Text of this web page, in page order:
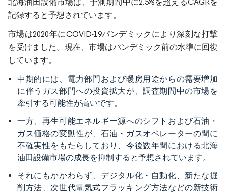
記録すると予想されています。
市場は2020年にCOVID-19パンデミックにより深刻な打撃
を受けました。現在、市場はパンデミック前の水準に回復
しています。
中期的には、電力部門および暖房用途からの需要増加
に伴うガス部門への投資拡大が、調査期間中の市場を
牽引する可能性が高いです。
一方、再生可能エネルギー源へのシフトおよび石油・
ガス価格の変動性が、石油・ガスオペレーターの間に
不確実性をもたらしており、今後数年間における北海
油田設備市場の成長を抑制すると予想されています。
それにもかかわらず、デジタル化・自動化、新たな掘
削方法、次世代電気式フラッキング方法などの新技術